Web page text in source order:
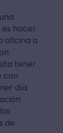
hacer
oficina a
tener
con
día
de